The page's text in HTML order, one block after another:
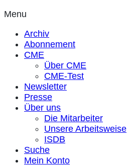
Menu
Archiv
Abonnement
CME
Über CME
CME-Test
Newsletter
Presse
Über uns
Die Mitarbeiter
Unsere Arbeitsweise
ISDB
Suche
Mein Konto